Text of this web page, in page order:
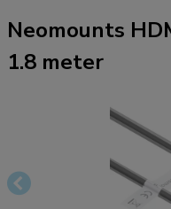
Neomounts
1.8 meter